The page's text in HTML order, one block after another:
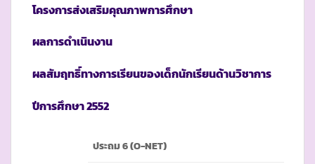
โครงการส่งเสริมคุณภาพการศึกษา
ผลการดำเนินงาน
ผลสัมฤทธิ์ทางการเรียนของเด็กนักเรียนด้านวิชาการ
ปีการศึกษา 2552
ประถม 6 (O-NET)